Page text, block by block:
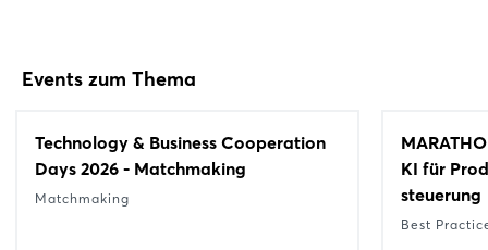
Events zum Thema
Technology & Business Cooperation
Days 2026 - Matchmaking
Matchmaking
KI für
steuerung
Best